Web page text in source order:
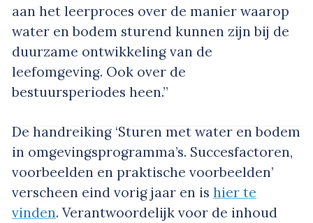
aan het leerproces over de manier waarop
water en bodem sturend kunnen zijn bij de
duurzame ontwikkeling van de
leefomgeving. Ook over de
bestuursperiodes heen.”
De handreiking ‘Sturen met water en bodem
in omgevingsprogramma’s. Succesfactoren,
voorbeelden en praktische voorbeelden’
verscheen eind vorig jaar en is hier te
vinden. Verantwoordelijk voor de inhoud